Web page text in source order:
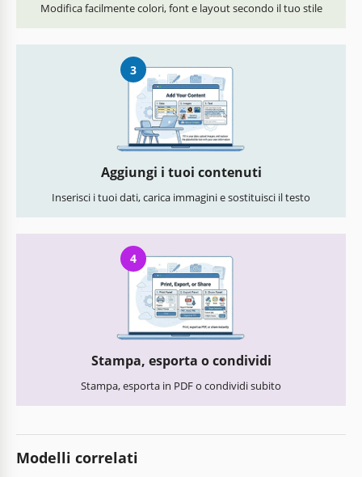
Modifica facilmente colori, font e layout secondo il tuo stile
3
Aggiungi i tuoi contenuti
Inserisci i tuoi dati, carica immagini e sostituisci il testo
4
Stampa, esporta o condividi
Stampa, esporta in PDF o condividi subito
Modelli correlati